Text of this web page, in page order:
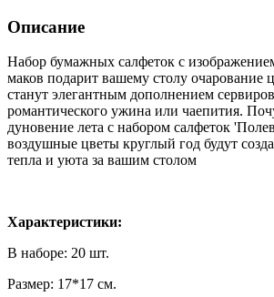
Описание
Набор бумажных салфеток с
маков подарит вашему столу очарование
станут элегантным дополнением
романтического ужина или чаепития.
дуновение лета с набором салфеток
воздушные цветы круглый год будут
тепла и уюта за вашим столом
Характеристики:
В наборе: 20 шт.
Размер: 17*17 см.